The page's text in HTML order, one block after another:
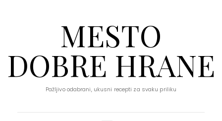
MESTO
DOBRE HRANE
Pažljivo odabrani, ukusni recepti za svaku priliku